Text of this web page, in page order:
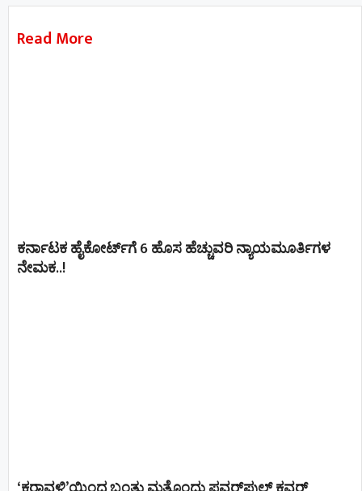
Read More
ಕರ್ನಾಟಕ ಹೈಕೋರ್ಟ್‌ಗೆ 6 ಹೊಸ ಹೆಚ್ಚುವರಿ ನ್ಯಾಯಮೂರ್ತಿಗಳ
ನೇಮಕ..!